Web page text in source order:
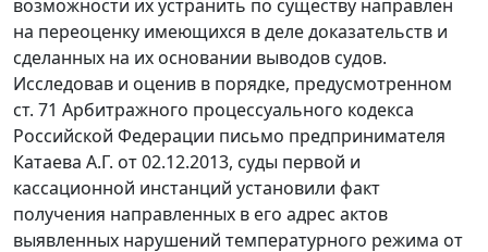
возможности их устранить по существу направлен
на переоценку имеющихся в деле доказательств и
сделанных на их основании выводов судов.
Исследовав и оценив в порядке, предусмотренном
ст. 71 Арбитражного процессуального кодекса
Российской Федерации письмо предпринимателя
Катаева А.Г. от 02.12.2013, суды первой и
кассационной инстанций установили факт
получения направленных в его адрес актов
выявленных нарушений температурного режима от